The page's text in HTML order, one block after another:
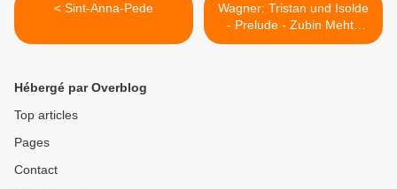
< Sint-Anna-Pede
Wagner: Tristan und Isolde
- Prelude - Zubin Mehta
conduisant le Bayerische
Hébergé par Overblog
Top articles
Pages
Contact